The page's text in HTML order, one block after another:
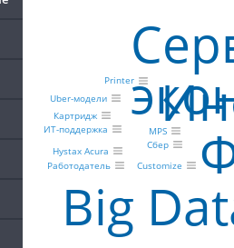
Big
Сбер
MPS
Customize
Printer
Uber-модели
Картридж
ИТ-поддержка
Hystax Acura
Работодатель